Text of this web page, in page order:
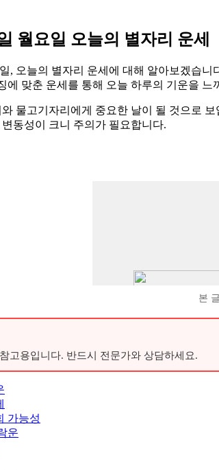
월요일 오늘의 별자리 운세
, 오늘의 별자리 운세에 대해 알아보겠습
에 맞춘 운세를 통해 오늘 하루의 기운을 느
물고기자리에게 중요한 날이 될 것으로
동성이 크니 주의가 필요합니다.
본
고용입니다. 반드시 전문가와 상담하세요.
가능성
운